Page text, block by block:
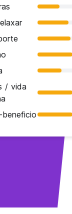
/ vida
beneficio